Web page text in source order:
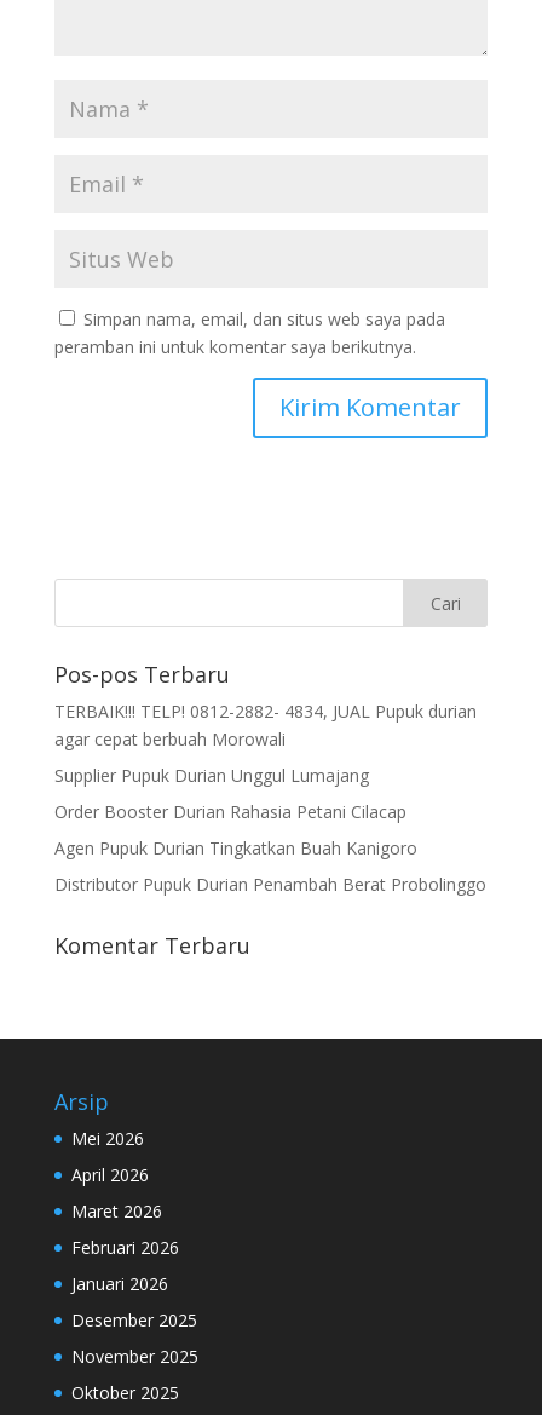
Simpan nama, email, dan situs web saya pada
peramban ini untuk komentar saya berikutnya.
Pos-pos Terbaru
TERBAIK!!! TELP! 0812-2882- 4834, JUAL Pupuk durian
agar cepat berbuah Morowali
Supplier Pupuk Durian Unggul Lumajang
Order Booster Durian Rahasia Petani Cilacap
Agen Pupuk Durian Tingkatkan Buah Kanigoro
Distributor Pupuk Durian Penambah Berat Probolinggo
Komentar Terbaru
Arsip
Mei 2026
April 2026
Maret 2026
Februari 2026
Januari 2026
Desember 2025
November 2025
Oktober 2025